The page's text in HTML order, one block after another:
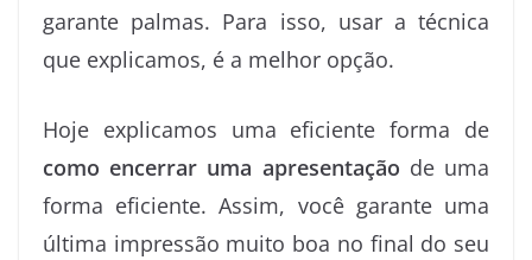
garante palmas. Para isso, usar a técnica
que explicamos, é a melhor opção.
Hoje explicamos uma eficiente forma de
como encerrar uma apresentação de uma
forma eficiente. Assim, você garante uma
última impressão muito boa no final do seu